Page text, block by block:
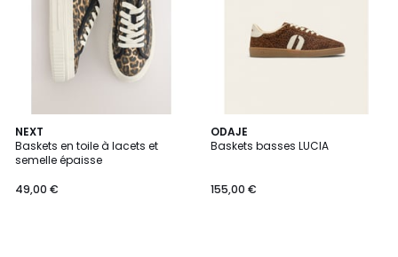
NEXT
Baskets en toile à lacets et
semelle épaisse
49,00 €
ODAJE
Baskets basses LUCIA
155,00 €